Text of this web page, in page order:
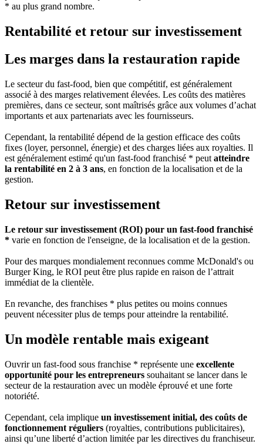
* au plus grand nombre.
Rentabilité et retour sur investissement
Les marges dans la restauration rapide
Le secteur du fast-food, bien que compétitif, est généralement
associé à des marges relativement élevées. Les coûts des matières
premières, dans ce secteur, sont maîtrisés grâce aux volumes d’achat
importants et aux partenariats avec les fournisseurs.
Cependant, la rentabilité dépend de la gestion efficace des coûts
fixes (loyer, personnel, énergie) et des charges liées aux royalties. Il
est généralement estimé qu'un fast-food franchisé * peut atteindre
la rentabilité en 2 à 3 ans, en fonction de la localisation et de la
gestion.
Retour sur investissement
Le retour sur investissement (ROI) pour un fast-food franchisé
* varie en fonction de l'enseigne, de la localisation et de la gestion.
Pour des marques mondialement reconnues comme McDonald's ou
Burger King, le ROI peut être plus rapide en raison de l’attrait
immédiat de la clientèle.
En revanche, des franchises * plus petites ou moins connues
peuvent nécessiter plus de temps pour atteindre la rentabilité.
Un modèle rentable mais exigeant
Ouvrir un fast-food sous franchise * représente une excellente
opportunité pour les entrepreneurs souhaitant se lancer dans le
secteur de la restauration avec un modèle éprouvé et une forte
notoriété.
Cependant, cela implique un investissement initial, des coûts de
fonctionnement réguliers (royalties, contributions publicitaires),
ainsi qu’une liberté d’action limitée par les directives du franchiseur.